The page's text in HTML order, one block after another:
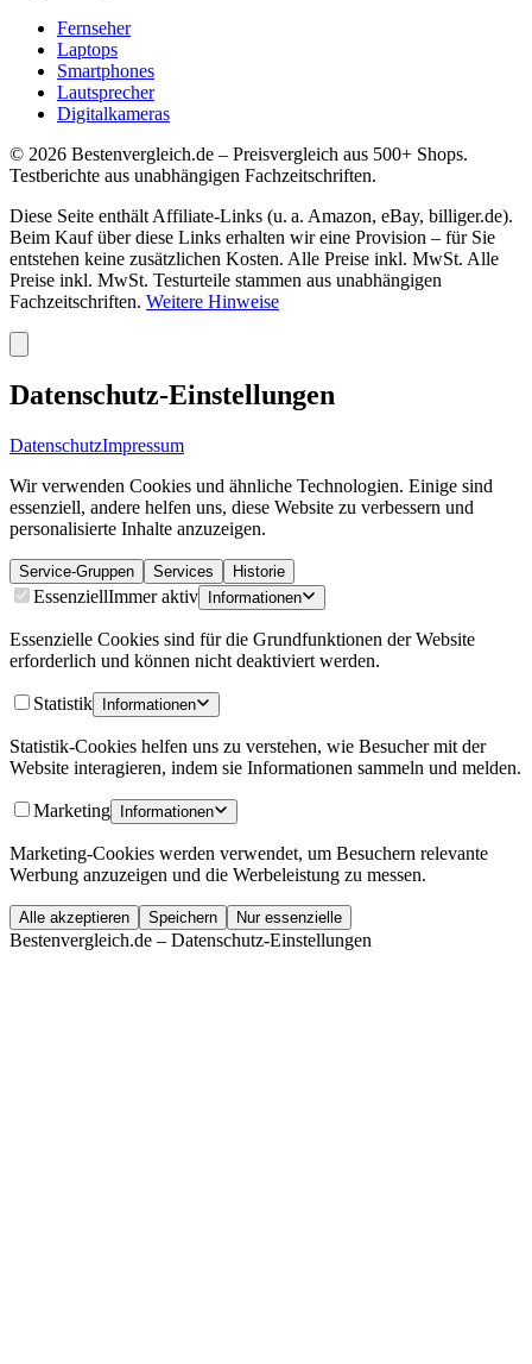
Fernseher
Laptops
Smartphones
Lautsprecher
Digitalkameras
© 2026 Bestenvergleich.de – Preisvergleich aus 500+ Shops.
Testberichte aus unabhängigen Fachzeitschriften.
Diese Seite enthält Affiliate-Links (u. a. Amazon, eBay, billiger.de).
Beim Kauf über diese Links erhalten wir eine Provision – für Sie
entstehen keine zusätzlichen Kosten. Alle Preise inkl. MwSt. Alle
Preise inkl. MwSt. Testurteile stammen aus unabhängigen
Fachzeitschriften. Weitere Hinweise
Datenschutz-Einstellungen
DatenschutzImpressum
Wir verwenden Cookies und ähnliche Technologien. Einige sind
essenziell, andere helfen uns, diese Website zu verbessern und
personalisierte Inhalte anzuzeigen.
Service-Gruppen Services Historie
EssenziellImmer aktiv Informationen
Essenzielle Cookies sind für die Grundfunktionen der Website
erforderlich und können nicht deaktiviert werden.
Statistik Informationen
Statistik-Cookies helfen uns zu verstehen, wie Besucher mit der
Website interagieren, indem sie Informationen sammeln und melden.
Marketing Informationen
Marketing-Cookies werden verwendet, um Besuchern relevante
Werbung anzuzeigen und die Werbeleistung zu messen.
Alle akzeptieren Speichern Nur essenzielle
Bestenvergleich.de – Datenschutz-Einstellungen